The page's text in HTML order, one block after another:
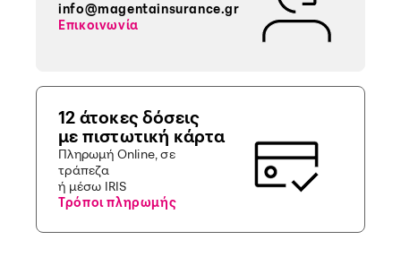
info@magentainsurance.gr
Επικοινωνία
12 άτοκες δόσεις
με πιστωτική κάρτα
Πληρωμή Online, σε
τράπεζα
ή μέσω IRIS
Τρόποι πληρωμής